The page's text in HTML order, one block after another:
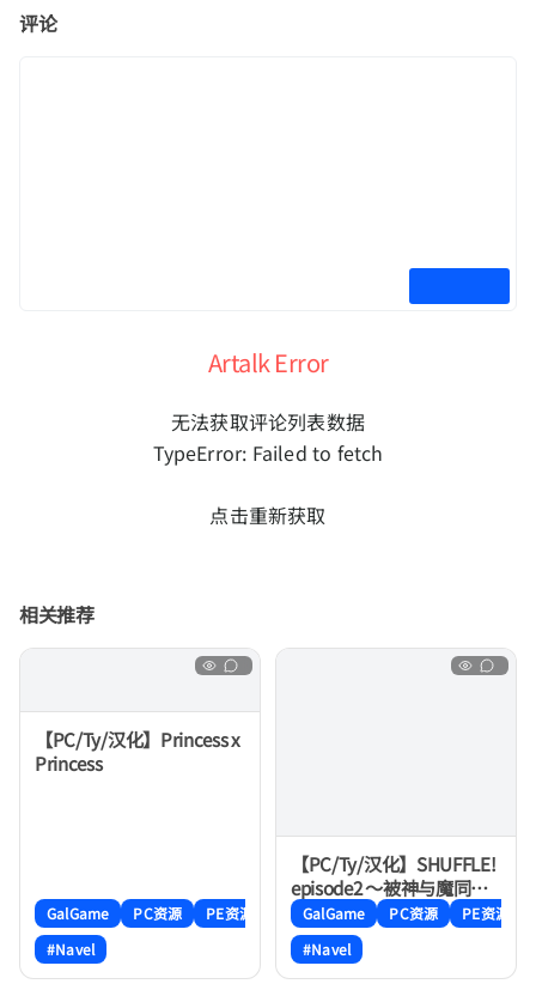
评论
Artalk Error
无法获取评论列表数据
TypeError: Failed to fetch
点击重新获取
相关推荐
【PC/Ty/汉化】Princess x
Princess
GalGame PC资源
PE资源
#Navel
【PC/Ty/汉化】SHUFFLE!
episode2 ～被神与魔同时
盯上的男人～ - SHUFFLE!
エピソード2～神にも悪魔
にも狙われている男～
GalGame PC资源
PE资源
#Navel